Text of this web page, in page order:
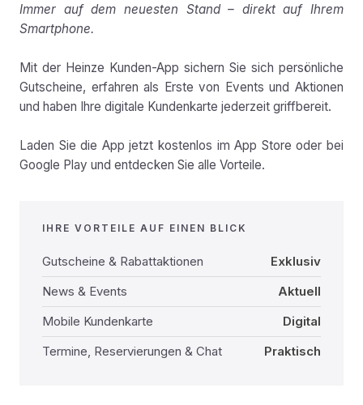
Immer auf dem neuesten Stand – direkt auf Ihrem
Smartphone.
Mit der Heinze Kunden-App sichern Sie sich persönliche
Gutscheine, erfahren als Erste von Events und Aktionen
und haben Ihre digitale Kundenkarte jederzeit griffbereit.
Laden Sie die App jetzt kostenlos im App Store oder bei
Google Play und entdecken Sie alle Vorteile.
IHRE VORTEILE AUF EINEN BLICK
Gutscheine & Rabattaktionen
Exklusiv
News & Events
Aktuell
Mobile Kundenkarte
Digital
Termine, Reservierungen & Chat
Praktisch